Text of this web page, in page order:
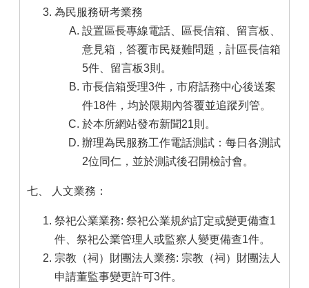
為民服務研考業務
設置區長專線電話、區長信箱、留言板、
意見箱，答覆市民疑難問題，計區長信箱
5件、留言板3則。
市長信箱受理3件，市府話務中心後送案
件18件，均於限期內答覆並追蹤列管。
於本所網站發布新聞21則。
辦理為民服務工作電話測試：每日各測試
2位同仁，並於測試後召開檢討會。
七、 人文業務：
祭祀公業業務: 祭祀公業規約訂定或變更備查1
件、祭祀公業管理人或監察人變更備查1件。
宗教（祠）財團法人業務: 宗教（祠）財團法人
申請董監事變更許可3件。